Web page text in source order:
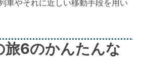
車やそれに近しい移動手段を用い
旅6のかんたんな